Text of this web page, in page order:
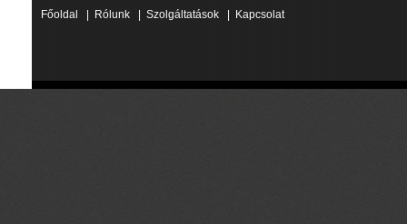
Főoldal
Rólunk Szolgáltatások Kapcsolat